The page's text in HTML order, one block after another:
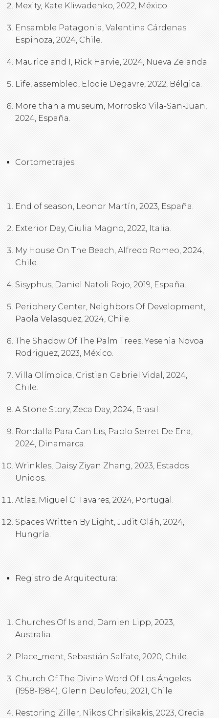
Mexity, Kate Kliwadenko, 2022, México.
Ensamble Patagonia, Valentina Cárdenas
Espinoza, 2024, Chile.
Maurice and I, Rick Harvie, 2024, Nueva Zelanda.
Life, assembled, Elodie Degavre, 2022, Bélgica.
More than a museum, Morrosko Vila-San-Juan,
2024, España.
Cortometrajes:
End of season, Leonor Martín, 2023, España.
Exterior Day, Giulia Magno, 2022, Italia.
My House On The Beach, Alfredo Romeo, 2024,
Chile.
Sisyphus, Daniel Natoli Rojo, 2019, España.
Periphery Center, Neighbors Of Development,
Paola Velasquez, 2024, Chile.
The Shadow Of The Palm Trees, Yesenia Novoa
Rodriguez, 2023, México.
Villa Olímpica, Cristian Gabriel Vidal, 2024,
Chile.
A Stone Story, Zeca Day, 2024, Brasil.
Rondalla Para Can Lis, Pablo Serret De Ena,
2024, Dinamarca.
Wrinkles, Daisy Ziyan Zhang, 2023, Estados
Unidos.
Atlas, Miguel C. Tavares, 2024, Portugal.
Spaces Written By Light, Judit Oláh, 2024,
Hungría.
Registro de Arquitectura:
Churches Of Island, Damien Lipp, 2023,
Australia.
Place_ment, Sebastián Salfate, 2020, Chile.
Church Of The Divine Word Of Los Ángeles
(1958-1984), Glenn Deulofeu, 2021, Chile
Restoring Ziller, Nikos Chrisikakis, 2023, Grecia.